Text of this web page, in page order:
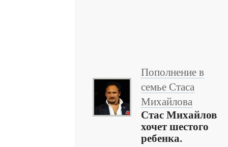
Пополнение в
семье Стаса
Михайлова
Стас Михайлов
хочет шестого
ребенка.